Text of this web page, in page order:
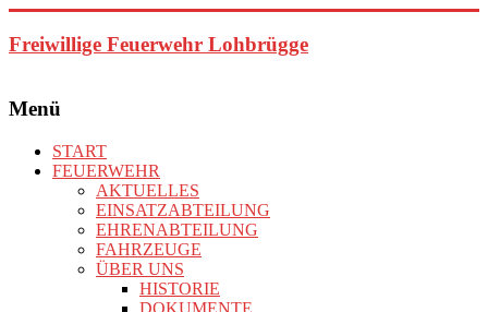
Inhalt
springen
Freiwillige Feuerwehr Lohbrügge
Menü
START
FEUERWEHR
AKTUELLES
EINSATZABTEILUNG
EHRENABTEILUNG
FAHRZEUGE
ÜBER UNS
HISTORIE
DOKUMENTE